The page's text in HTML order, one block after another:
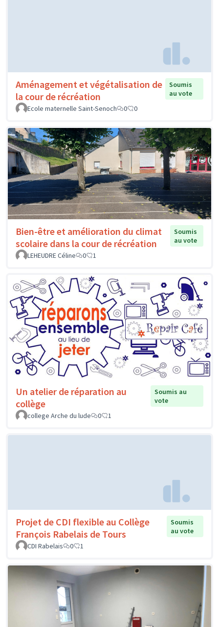
Aménagement et végétalisation de
la cour de récréation
Soumis
au vote
Ecole maternelle Saint-Senoch
0 0
Bien-être et amélioration du climat
scolaire dans la cour de récréation
Soumis
au vote
LEHEUDRE Céline
0 1
Un atelier de réparation au
collège
Soumis au
vote
college Arche du lude
0 1
Projet de CDI flexible au Collège
François Rabelais de Tours
Soumis
au vote
CDI Rabelais
0 1